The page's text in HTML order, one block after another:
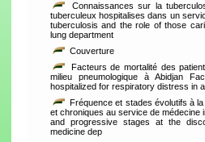
Connaissances sur la
tuberculeux hospitalises dans un
tuberculosis and the role of those
lung department
Couverture
Facteurs de mortalité des
milieu pneumologique à Abidjan
hospitalized for respiratory distress in
Fréquence et stades évolutifs à
et chroniques au service de médecine
and progressive stages at the
medicine dep